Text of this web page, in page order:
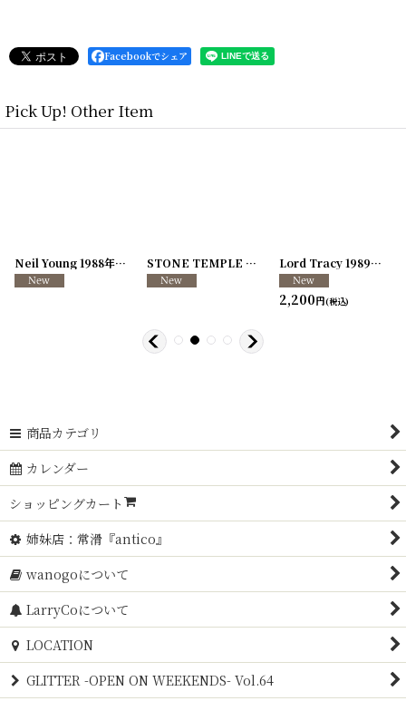
Facebookでシェア
Pick Up! Other Item
[250726-04] [250726-31
Neil Young 1988年 This Note's For You Tour 250117-70]
STONE TEMPLE PILOTS 1996-1997年 TOUR96/97 Lord Tracy 1989年 Deaf Gods of Babylon Tour
2,200円(税込)
商品カテゴリ
カレンダー
ショッピングカート
姉妹店：常滑『antico』
wanogoについて
LarryCoについて
LOCATION
GLITTER -OPEN ON WEEKENDS- Vol.64